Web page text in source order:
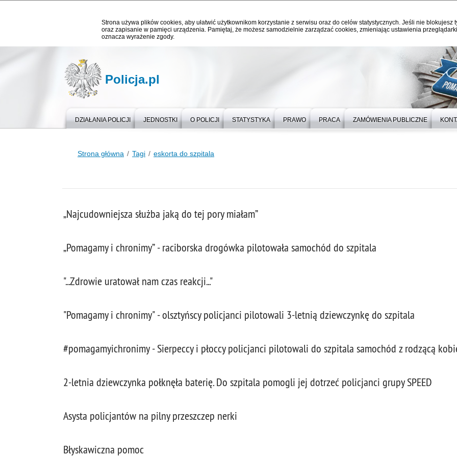
Strona używa plików cookies, aby ułatwić użytkownikom korzystanie z serwisu oraz do celów statystycznych. Jeśli nie blokujesz
oraz zapisanie w pamięci urządzenia. Pamiętaj, że możesz samodzielnie zarządzać cookies, zmieniając ustawienia
oznacza wyrażenie zgody.
Policja.pl
DZIAŁANIA POLICJI JEDNOSTKI O POLICJI STATYSTYKA PRAWO PRACA ZAMÓWIENIA PUBLICZNE
Strona główna Tagi eskorta do szpitala
„Najcudowniejsza służba jaką do tej pory miałam”
„Pomagamy i chronimy” - raciborska drogówka pilotowała samochód do szpitala
"...Zdrowie uratował nam czas reakcji..."
"Pomagamy i chronimy" - olsztyńscy policjanci pilotowali 3-letnią dziewczynkę do szpitala
#pomagamyichronimy - Sierpeccy i płoccy policjanci pilotowali do szpitala samochód z rodzącą
2-letnia dziewczynka połknęła baterię. Do szpitala pomogli jej dotrzeć policjanci grupy SPEED
Asysta policjantów na pilny przeszczep nerki
Błyskawiczna pomoc